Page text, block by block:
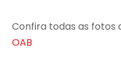
Confira todas as fotos
OAB